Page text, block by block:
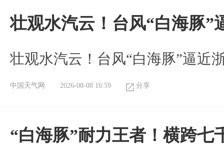
壮观水汽云！台风“白海豚”
壮观水汽云！台风“白海豚”逼近
中国天气网 2026-08-08 16:59 分享
“白海豚”耐力王者！横跨七